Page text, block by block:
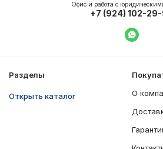
Разделы
Открыть каталог
О
Офис и работа с
+7 (924) 102-